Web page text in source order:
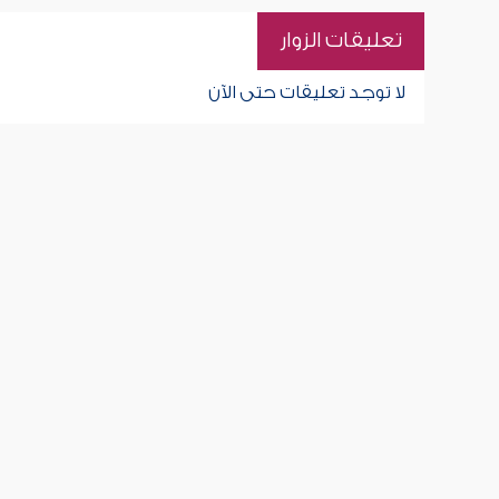
تعليقات الزوار
لا توجد تعليقات حتى الآن